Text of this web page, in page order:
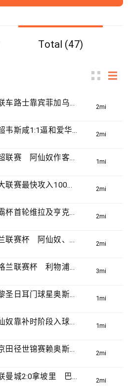
Total (47)
2min(s)
《动感天地》：欧联车路士靠宾菲加乌龙波1:0小胜
2min(s)
《动感天地》：英超韦斯咸1:1逼和爱华顿
1min(s)
《动感天地》：英超联赛 阿仙奴作客2:1反胜纽卡素
2min(s)
《动感天地》：五大联赛最快攻入100球 哈利卡尼助拜仁4:0云达不来梅
2min(s)
《动感天地》：欧霸杯首轮维拉及亨克均报捷
2min(s)
《动感天地》：格兰联赛杯 阿仙奴、曼城、纽卡素和热刺分别晋级下一圈
3min(s)
《动感天地》：英格兰联赛杯 利物浦和车路士分别击败对手晋级
1min(s)
《动感天地》：巴黎圣日耳门球星奥斯文丹比利首夺金球奖
1min(s)
《动感天地》：阿仙奴靠补时阶段入球1:1逼和曼城
2min(s)
《动感天地》：东京田径世锦赛赖奥斯夺男子2百米金牌
2min(s)
《动感天地》：欧联曼城2:0拿坡里 巴塞罗那2:1纽卡素